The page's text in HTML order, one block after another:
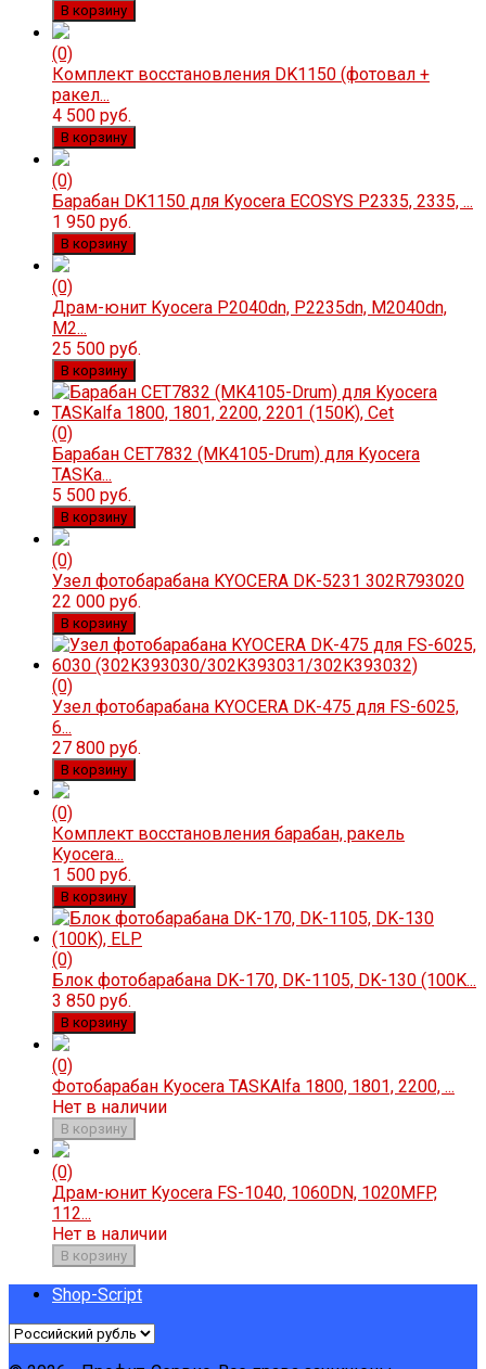
В корзину
(0)
Комплект восстановления DK1150 (фотовал +
ракел...
4 500 руб.
В корзину
(0)
Барабан DK1150 для Kyocera ECOSYS P2335, 2335, ...
1 950 руб.
В корзину
(0)
Драм-юнит Kyocera P2040dn, P2235dn, M2040dn,
M2...
25 500 руб.
В корзину
(0)
Барабан CET7832 (MK4105-Drum) для Kyocera
TASKa...
5 500 руб.
В корзину
(0)
Узел фотобарабана KYOCERA DK-5231 302R793020
22 000 руб.
В корзину
(0)
Узел фотобарабана KYOCERA DK-475 для FS-6025,
6...
27 800 руб.
В корзину
(0)
Комплект восстановления барабан, ракель
Kyocera...
1 500 руб.
В корзину
(0)
Блок фотобарабана DK-170, DK-1105, DK-130 (100K...
3 850 руб.
В корзину
(0)
Фотобарабан Kyocera TASKAlfa 1800, 1801, 2200, ...
Нет в наличии
В корзину
(0)
Драм-юнит Kyocera FS-1040, 1060DN, 1020MFP,
112...
Нет в наличии
В корзину
Shop-Script